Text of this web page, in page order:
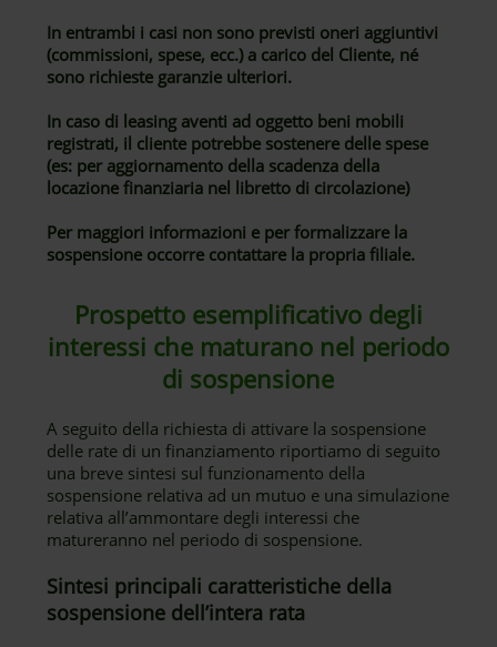
In entrambi i casi non sono previsti oneri aggiuntivi
(commissioni, spese, ecc.) a carico del Cliente, né
sono richieste garanzie ulteriori.
In caso di leasing aventi ad oggetto beni mobili
registrati, il cliente potrebbe sostenere delle spese
(es: per aggiornamento della scadenza della
locazione finanziaria nel libretto di circolazione)
Per maggiori informazioni e per formalizzare la
sospensione occorre contattare la propria filiale.
Prospetto esemplificativo degli
interessi che maturano nel periodo
di sospensione
A seguito della richiesta di attivare la sospensione
delle rate di un finanziamento riportiamo di seguito
una breve sintesi sul funzionamento della
sospensione relativa ad un mutuo e una simulazione
relativa all’ammontare degli interessi che
matureranno nel periodo di sospensione.
Sintesi principali caratteristiche della
sospensione dell’intera rata